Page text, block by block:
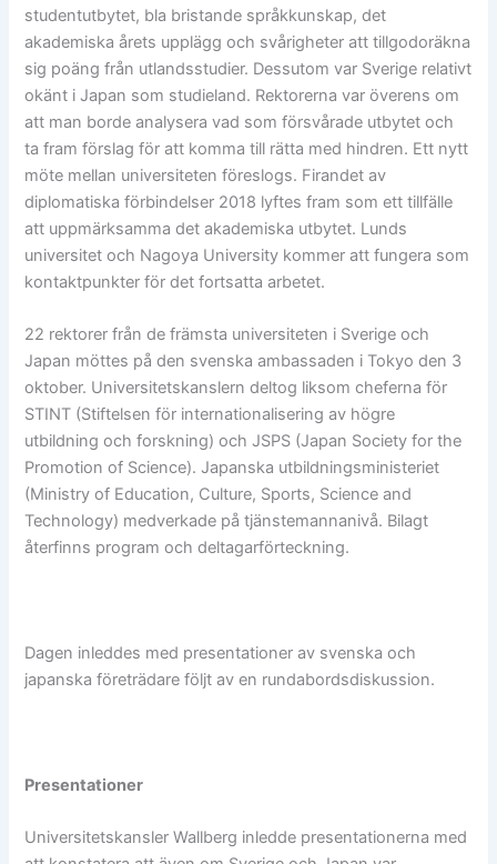
studentutbytet, bla bristande språkkunskap, det
akademiska årets upplägg och svårigheter att tillgodoräkna
sig poäng från utlandsstudier. Dessutom var Sverige relativt
okänt i Japan som studieland. Rektorerna var överens om
att man borde analysera vad som försvårade utbytet och
ta fram förslag för att komma till rätta med hindren. Ett nytt
möte mellan universiteten föreslogs. Firandet av
diplomatiska förbindelser 2018 lyftes fram som ett tillfälle
att uppmärksamma det akademiska utbytet. Lunds
universitet och Nagoya University kommer att fungera som
kontaktpunkter för det fortsatta arbetet.
22 rektorer från de främsta universiteten i Sverige och
Japan möttes på den svenska ambassaden i Tokyo den 3
oktober. Universitetskanslern deltog liksom cheferna för
STINT (Stiftelsen för internationalisering av högre
utbildning och forskning) och JSPS (Japan Society for the
Promotion of Science). Japanska utbildningsministeriet
(Ministry of Education, Culture, Sports, Science and
Technology) medverkade på tjänstemannanivå. Bilagt
återfinns program och deltagarförteckning.
Dagen inleddes med presentationer av svenska och
japanska företrädare följt av en rundabordsdiskussion.
Presentationer
Universitetskansler Wallberg inledde presentationerna med